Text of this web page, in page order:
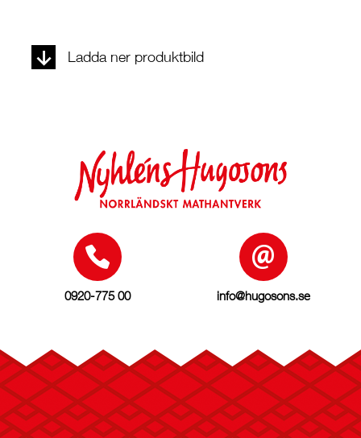
Ladda ner produktbild
0920-775 00 info@hugosons.se